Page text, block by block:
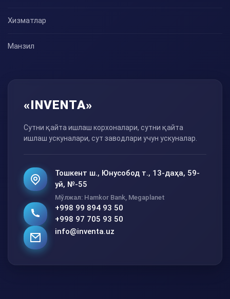
Хизматлар
Манзил
«INVENTA»
Сутни қайта ишлаш корхоналари, сутни қайта
ишлаш ускуналари, сут заводлари учун ускуналар.
Тошкент ш., Юнусобод т., 13-даҳа, 59-
уй, №-55
Мўлжал: Hamkor Bank, Megaplanet
+998 99 894 93 50
+998 97 705 93 50
info@inventa.uz